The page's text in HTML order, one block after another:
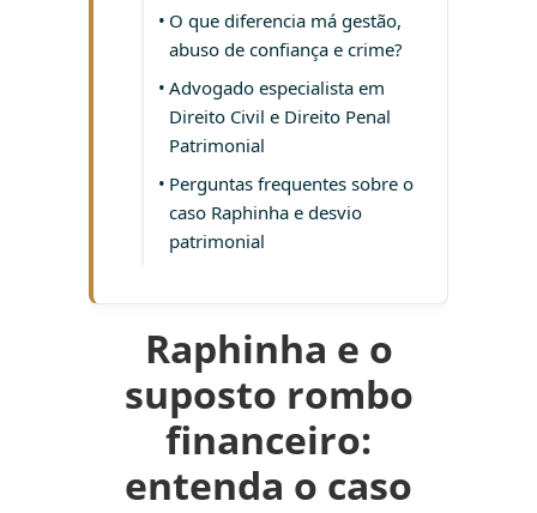
O que diferencia má gestão,
abuso de confiança e crime?
Advogado especialista em
Direito Civil e Direito Penal
Patrimonial
Perguntas frequentes sobre o
caso Raphinha e desvio
patrimonial
Raphinha e o
suposto rombo
financeiro:
entenda o caso